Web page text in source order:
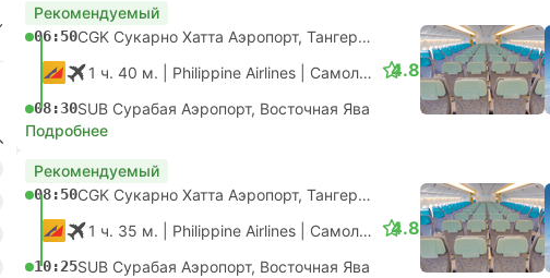
Рекомендуемый
06:50
CGK Сукарно Хатта Аэропорт, Тангеранг
1 ч. 40 м. | Philippine Airlines Самолет #PR3288 |Эконом
08:30SUB Сурабая Аэропорт, Восточная Ява
4.8
Подробнее
Рекомендуемый
08:50
CGK Сукарно Хатта Аэропорт, Тангеранг
1 ч. 35 м. | Philippine Airlines Самолет #PR3278 |Эконом
10:25SUB Сурабая Аэропорт, Восточная Ява
4.8